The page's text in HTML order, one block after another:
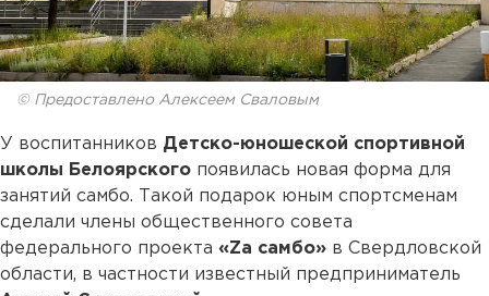
© Предоставлено Алексеем Сваловым
У воспитанников Детско-юношеской спортивной
школы Белоярского появилась новая форма для
занятий самбо. Такой подарок юным спортсменам
сделали члены общественного совета
федерального проекта «Zа самбо» в Свердловской
области, в частности известный предприниматель